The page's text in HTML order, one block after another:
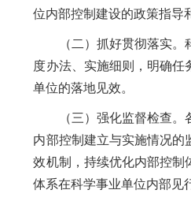
位内部控制建设的政策指导
（二）抓好贯彻落实。科
度办法、实施细则，明确
单位的落地见效。
（三）强化监督检查。各
内部控制建立与实施情况的
效机制，持续优化内部控制
体系在科学事业单位内部见